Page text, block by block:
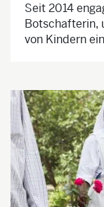
Seit 2014
Botschafterin,
von Kindern